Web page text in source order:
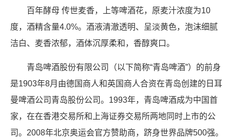
百年酵母 传世麦香，上等啤酒花，原麦汁浓度为10
度，酒精含量4.0%。酒液清澈透明、呈淡黄色，泡沫细腻
洁白、麦香浓郁，酒体沉厚柔和，香醇爽口。
青岛啤酒股份有限公司（以下简称“青岛啤酒”）的前身
是1903年8月由德国商人和英国商人合资在青岛创建的日耳
曼啤酒公司青岛股份公司。1993年，青岛啤酒成为中国首
家，在在香港交易所和上海证券交易所两地同时上市的公
司。2008年北京奥运会官方赞助商，跻身世界品牌500强。